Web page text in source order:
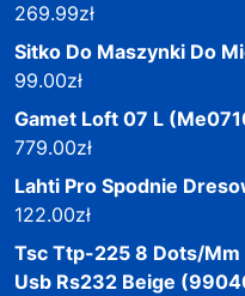
269.99zł
Sitko Do Maszynki Do
99.00zł
Gamet Loft 07 L
779.00zł
Lahti Pro Spodnie
122.00zł
Tsc Ttp-225 8 Dots/
Usb Rs232 Beige